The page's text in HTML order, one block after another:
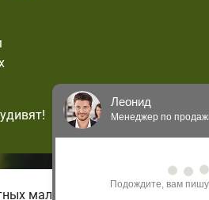
малогабаритных домов с
Леонид
Менеджер по
Здравствуйте! Я могу
проконсультировать Вас
акциям и проектам.